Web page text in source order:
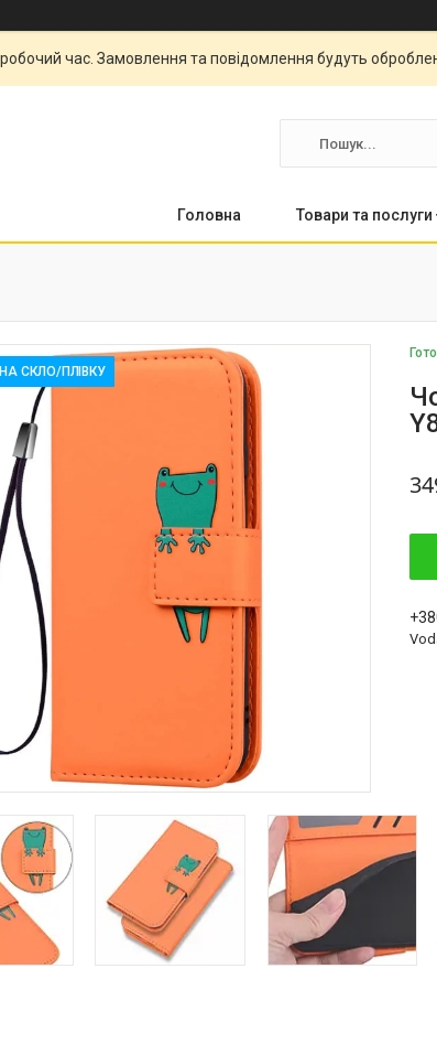
час. Замовлення та повідомлення будуть
Головна Товари та послуги
НА СКЛО/ПЛІВКУ